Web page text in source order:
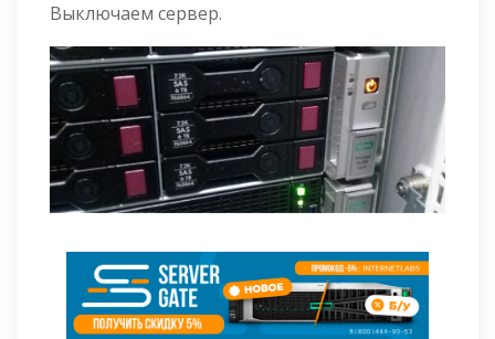
Выключаем сервер.